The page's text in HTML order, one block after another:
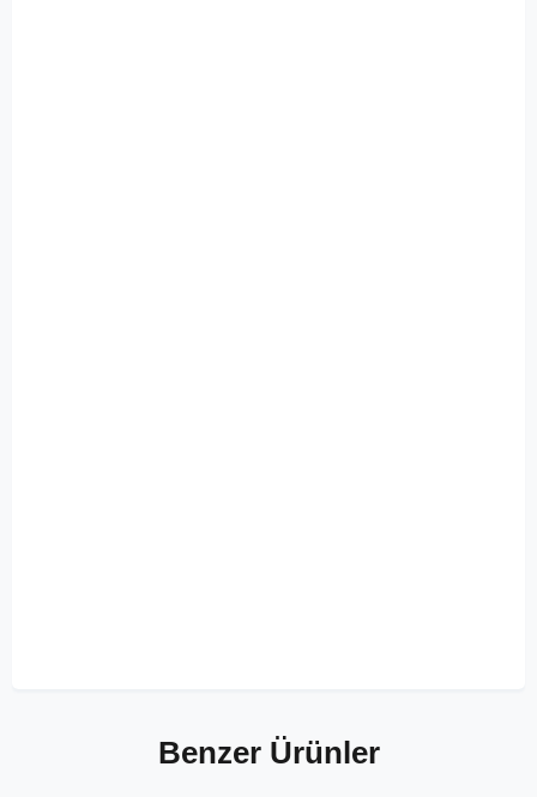
Benzer Ürünler